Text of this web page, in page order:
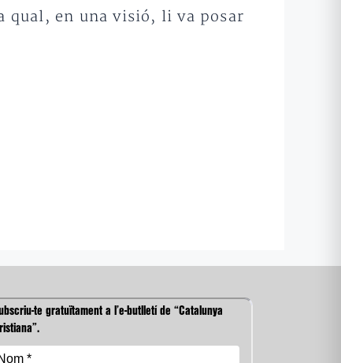
qual, en una visió, li va posar
te gratuïtament a l’e-butlletí de “Catalunya